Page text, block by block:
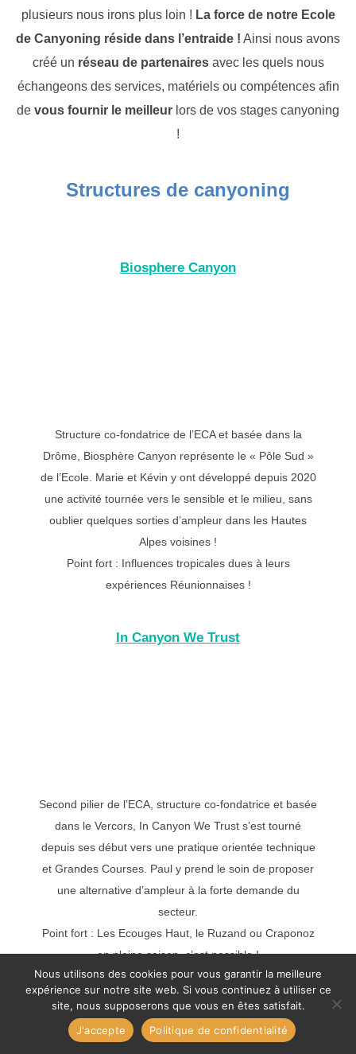
plusieurs nous irons plus loin ! La force de notre Ecole
de Canyoning réside dans l’entraide ! Ainsi nous avons
créé un réseau de partenaires avec les quels nous
échangeons des services, matériels ou compétences afin
de vous fournir le meilleur lors de vos stages canyoning
!
Structures de canyoning
Biosphere Canyon
Structure co-fondatrice de l’ECA et basée dans la
Drôme, Biosphère Canyon représente le « Pôle Sud »
de l’Ecole. Marie et Kévin y ont développé depuis 2020
une activité tournée vers le sensible et le milieu, sans
oublier quelques sorties d’ampleur dans les Hautes
Alpes voisines !
Point fort : Influences tropicales dues à leurs
expériences Réunionnaises !
In Canyon We Trust
Second pilier de l’ECA, structure co-fondatrice et basée
dans le Vercors, In Canyon We Trust s’est tourné
depuis ses début vers une pratique orientée technique
et Grandes Courses. Paul y prend le soin de proposer
une alternative d’ampleur à la forte demande du
secteur.
Point fort : Les Ecouges Haut, le Ruzand ou Craponoz
en pleine saison, c’est possible !
Canyoning Evasion
Nous utilisons des cookies pour vous garantir la meilleure
expérience sur notre site web. Si vous continuez à utiliser ce
site, nous supposerons que vous en êtes satisfait.
J'accepte
Politique de confidentialité